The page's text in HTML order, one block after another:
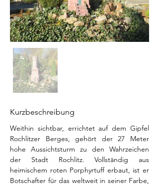
Kurzbeschreibung
Weithin sichtbar, errichtet auf dem Gipfel
Rochlitzer Berges, gehört der 27 Meter
hohe Aussichtsturm zu den Wahrzeichen
der Stadt Rochlitz. Vollständig aus
heimischem roten Porphyrtuff erbaut, ist er
Botschafter für das weltweit in seiner Farbe,